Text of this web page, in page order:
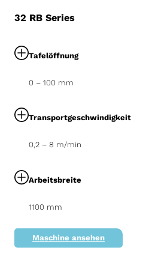
32 RB Series
Tafelöffnung
0 – 100 mm
Transportgeschwindigkeit
0,2 – 8 m/min
Arbeitsbreite
1100 mm
Maschine ansehen